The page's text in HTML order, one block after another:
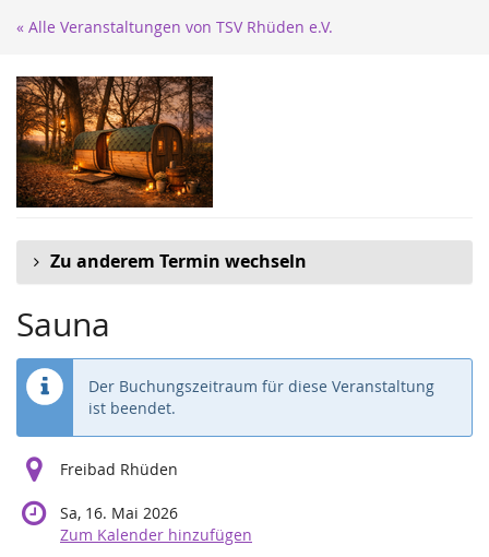
Zum
springen
« Alle Veranstaltungen von TSV Rhüden e.V.
Zu anderem Termin wechseln
Sauna
Der Buchungszeitraum für diese Veranstaltung
ist beendet.
Freibad Rhüden
Sa, 16. Mai 2026
Zum Kalender hinzufügen